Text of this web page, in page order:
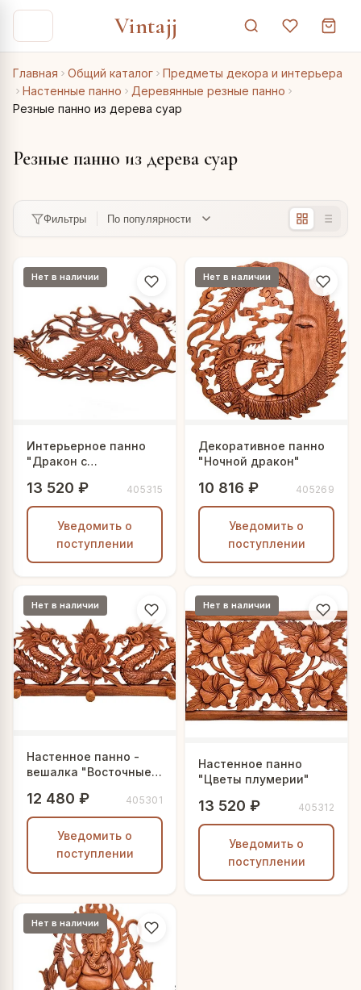
Vintajj
Главная Общий каталог
Предметы декора и интерьера
Настенные панно
Деревянные резные панно
Резные панно из дерева суар
Резные панно из дерева суар
Фильтры
Нет в наличии
Интерьерное панно
"Дракон с
13 520 ₽ 405315
Уведомить о
поступлении
Нет в наличии
Декоративное панно
"Ночной дракон"
10 816 ₽ 405269
Уведомить о
поступлении
Нет в наличии
Настенное панно -
вешалка "Восточные
12 480 ₽ 405301
Уведомить о
поступлении
Нет в наличии
Настенное панно
"Цветы плумерии"
13 520 ₽ 405312
Уведомить о
поступлении
Нет в наличии